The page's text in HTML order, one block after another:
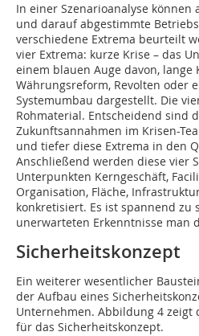
In einer Szenarioanalyse können
und darauf abgestimmte
verschiedene Extrema beurteilt
vier Extrema: kurze Krise – das
einem blauen Auge davon, lange
Währungsreform, Revolten oder
Systemumbau dargestellt. Die
Rohmaterial. Entscheidend sind
Zukunftsannahmen im Krisen-
und tiefer diese Extrema in den
Anschließend ­werden diese vier
Unterpunkten Kerngeschäft,
Organisation, Fläche,
konkretisiert. Es ist spannend zu
unerwarteten Erkenntnisse man
Sicherheitskonzept
Ein weiterer wesentlicher
der Aufbau eines
Unternehmen. Abbildung 4 zeigt
für das Sicherheitskonzept.